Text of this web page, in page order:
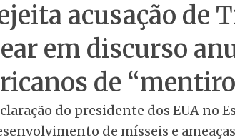
acusação de
em discurso
de
do presidente dos EUA no
de mísseis e